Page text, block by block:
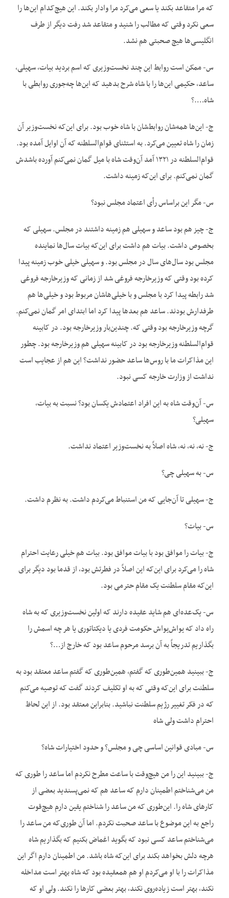
که مرا متقاعد بکند یا سعی می‌کرد مرا وادار بکند. این هیچ‌کدام این‌ها را
سعی نکرد وقتی که مطالب را شنید و متقاعد شد رفت دیگر از طرف
انگلیسی‌ها هیچ صحبتی هم نشد.
س- ممکن است روابط این چند نخست‌وزیری که اسم بردید بیات، سهیلی،
ساعد، حکیمی این‌ها را با شاه شرح بدهید که این‌ها چه‌جوری روابطی با
شاه….؟
ج- این‌ها همه‌شان روابط‌شان با شاه خوب بود. برای این‌که نخست‌وزیر آن
زمان را شاه تعیین می‌کرد. به استثنای قوام‌السلطنه که آن اوایل آمده بود.
قوام‌السلطنه در ۱۳۲۱ آمد آن‌وقت شاه با میل گمان نمی‌کنم آورده باشدش
گمان نمی‌کنم. برای این‌که زمینه داشت.
س- مگر این براساس رأی اعتماد مجلس نبود؟
ج- چیز هم بود ساعد و سهیلی هم زمینه داشتند در مجلس. سهیلی که
بخصوص داشت. بیات هم داشت برای این‌که بیات سال‌ها نماینده
مجلس بود سال‌های سال در مجلس بود. و سهیلی خیلی خوب زمینه پیدا
کرده بود وقتی که وزیرخارجه فروغی شد از زمانی که وزیرخارجه فروغی
شد رابطه پیدا کرد با مجلس و با خیلی‌هاشان مربوط بود و خیلی‌ها هم
طرفدارش بودند. ساعد هم بعدها پیدا کرد اما ابتدای امر گمان نمی‌کنم.
گرچه وزیرخارجه بود وقتی که. چندین‌بار وزیرخارجه بود. در کابینه
قوام‌السلطنه وزیرخارجه بود در کابینه سهیلی هم وزیرخارجه بود. چطور
این مذاکرات ما با روس‌ها ساعد حضور نداشت؟ این هم از عجایب است
نداشت از وزارت خارجه کسی نبود.
س- آن‌وقت شاه به این افراد اعتمادش یکسان بود؟ نسبت به بیات،
سهیلی؟
ج- نه، نه، نه، شاه اصلاً به نخست‌وزیر اعتماد نداشت.
س- به سهیلی چی؟
ج- سهیلی تا آن‌جایی که من استنباط می‌کردم داشت. به نظرم داشت.
س- بیات؟
ج- بیات را موافق بود با بیات موافق بود. بیات هم خیلی رعایت احترام
شاه را می‌کرد برای این‌که این اصلاً در فطرتش بود، از قدما بود دیگر برای
این‌که مقام سلطنت یک مقام حترمی بود.
س- یک‌عده‌ای هم شاید عقیده دارند که اولین نخست‌وزیری که به شاه
راه داد که یوا‌ش‌یواش حکومت فردی یا دیکتاتوری یا هر چه اسمش را
بگذاریم تدریجاً به آن برسد مرحوم ساعد بود که خارج از…؟
ج- ببینید همین‌طوری که گفتم، همین‌طوری که گفتم ساعد معتقد بود به
سلطنت برای این‌که وقتی که به او تکلیف کردند گفت که توصیه می‌کنم
که در فکر تغییر رژیم سلطنت نباشید. بنابراین معتقد بود. از این لحاظ
احترام داشت ولی شاه
س- مبادی قوانین اساسی چی و مجلس؟ و حدود اختیارات شاه؟
ج- ببینید این را من هیچ‌وقت با ساعت مطرح نکردم اما ساعد را طوری که
من می‌شناختم اطمینان دارم که ساعد هم که نمی‌پسندید بعضی از
کارهای شاه را. این‌طوری که من ساعد را شناختم یقین دارم هیچ‌قوت
راجع به این موضوع با ساعد صحبت نکردم. اما آن طوری‌که من ساعد را
می‌شناختم ساعد کسی نبود که بگوید اغماض بکنیم که بگذاریم شاه
هرچه دلش بخواهد بکند برای این‌که شاه باشد. من اطمینان دارم اگر این
مذاکرات را با او می‌کردم او هم همعقیده بود که شاه بهتر است مداخله
نکند، بهتر است زیاده‌روی نکند، بهتر بعضی کارها را نکند. ولی او که